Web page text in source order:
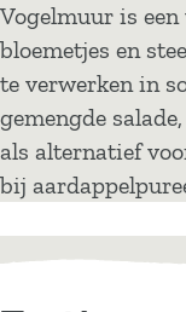
Vogelmuur is
bloemetjes en
te verwerken in
gemengde
als alternatief
bij